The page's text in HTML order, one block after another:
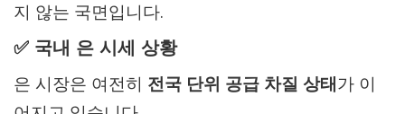
지 않는 국면입니다.
✅ 국내 은 시세 상황
은 시장은 여전히 전국 단위 공급 차질 상태가 이